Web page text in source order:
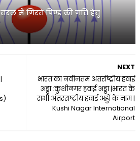
में गिरते पिण्ड की गति हेतु
NEXT
भारत का नवीनतम अंतर्राष्ट्रीय हवाई
अड्डा :कुशीनगर हवाई अड्डा |भारत के
सभी अंतरराष्ट्रीय हवाई अड्डों के नाम |
Kushi Nagar International
Airport